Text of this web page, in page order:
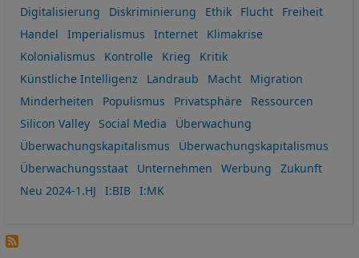
Digitalisierung
Diskriminierung Ethik Flucht
Freiheit
Handel
Imperialismus Internet
Klimakrise
Kolonialismus
Kontrolle Krieg
Kritik
Künstliche Intelligenz
Landraub Macht
Migration
Minderheiten
Populismus Privatsphäre
Ressourcen
Silicon Valley
Social Media
Überwachung
Überwachungskapitalismus
Überwachungskapitalismus
Überwachungsstaat
Unternehmen Werbung
Zukunft
Neu 2024-1.HJ
I:BIB I:MK